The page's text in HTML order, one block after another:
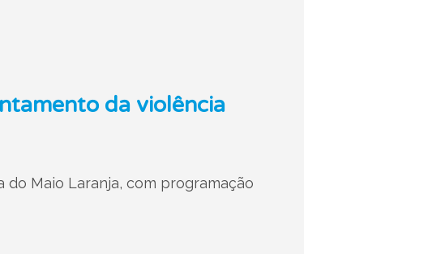
da violência
do Maio Laranja, com programação